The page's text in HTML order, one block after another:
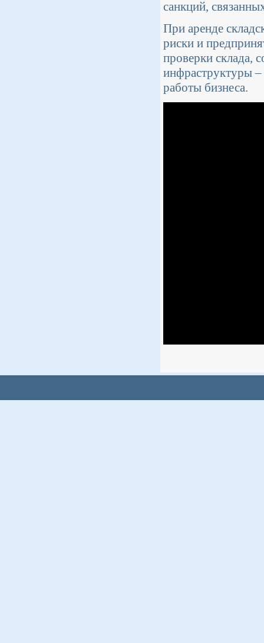
санкций,
При аренде
риски и
проверки склада,
инфраструктуры –
работы бизнеса.